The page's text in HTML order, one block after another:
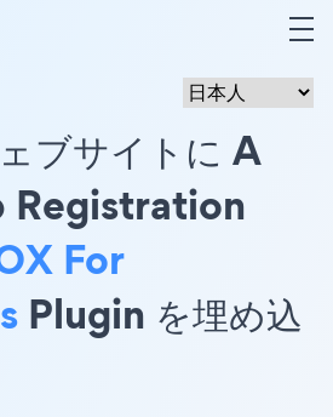
ブサイトに A
For
Plugin を埋め込